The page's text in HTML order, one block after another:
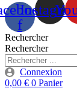
f
Rechercher
Rechercher
Connexion
0,00 € 0 Panier